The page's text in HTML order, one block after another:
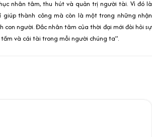
nhân tâm, thu hút và quản trị người tài. Vì đó là
giúp thành công mà còn là một trong những nhận
con người. Đắc nhân tâm của thời đại mới đòi hỏi sự
và cái tài trong mỗi người chúng ta”.